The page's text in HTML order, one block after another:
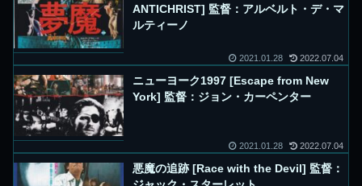
ANTICHRIST] 監督：アルベルト・デ・マ
ルティーノ
2021.01.28 2022.07.04
ニューヨーク1997 [Escape from New
York] 監督：ジョン・カーペンター
2021.01.28 2022.07.04
悪魔の追跡 [Race with the Devil] 監督：